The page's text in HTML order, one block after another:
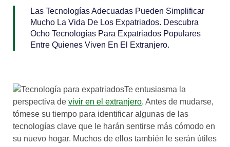
Las Tecnologías Adecuadas Pueden Simplificar
Mucho La Vida De Los Expatriados. Descubra
Ocho Tecnologías Para Expatriados Populares
Entre Quienes Viven En El Extranjero.
Te entusiasma la
perspectiva de vivir en el extranjero. Antes de mudarse,
tómese su tiempo para identificar algunas de las
tecnologías clave que le harán sentirse más cómodo en
su nuevo hogar. Muchos de ellos también le serán útiles